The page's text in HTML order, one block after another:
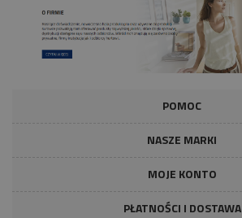
POMOC
NASZE MARKI
MOJE KONTO
PŁATNOŚCI I DOSTAWA